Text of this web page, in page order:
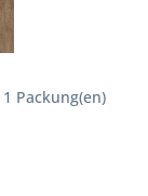
1 Packung(en)